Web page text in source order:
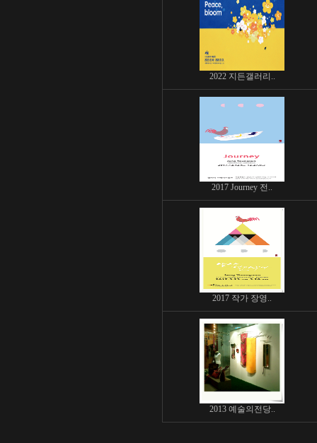
2022 지든갤러리..
2017 Journey 전..
2017 작가 장영..
2013 예술의전당..